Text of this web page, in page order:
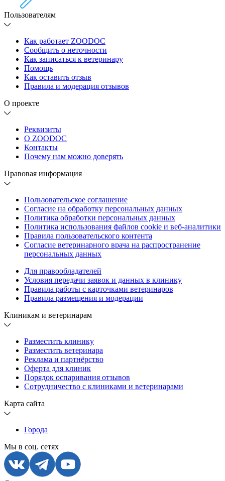
Пользователям
Как работает ZOODOC
Сообщить о неточности
Как записаться к ветеринару
Помощь
Как оставить отзыв
Правила и модерация отзывов
О проекте
Реквизиты
О ZOODOC
Контакты
Почему нам можно доверять
Правовая информация
Пользовательское соглашение
Согласие на обработку персональных данных
Политика обработки персональных данных
Политика использования файлов cookie и веб-аналитики
Правила пользовательского контента
Согласие ветеринарного врача на распространение
персональных данных
Для правообладателей
Условия передачи заявок и данных в клинику
Правила работы с карточками ветеринаров
Правила размещения и модерации
Клиникам и ветеринарам
Разместить клинику
Разместить ветеринара
Реклама и партнёрство
Оферта для клиник
Порядок оспаривания отзывов
Сотрудничество с клиниками и ветеринарами
Карта сайта
Города
Мы в соц. сетях